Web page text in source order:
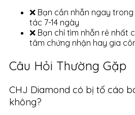
❌ Bạn cần nhẫn ngay
tác 7-14 ngày
❌ Bạn chỉ tìm nhẫn rẻ nhất
tâm chứng nhận hay gia
Câu Hỏi Thường Gặp
CHJ Diamond có bị tố cáo
không?